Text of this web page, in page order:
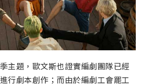
主題，歐文斯也證實編劇團隊已經
行劇本創作；而由於編劇工會罷工